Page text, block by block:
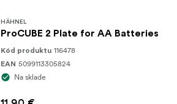
HÄHNEL
ProCUBE 2 Plate for AA Batteries
Kód produktu 116478
EAN 5099113305824
Na sklade